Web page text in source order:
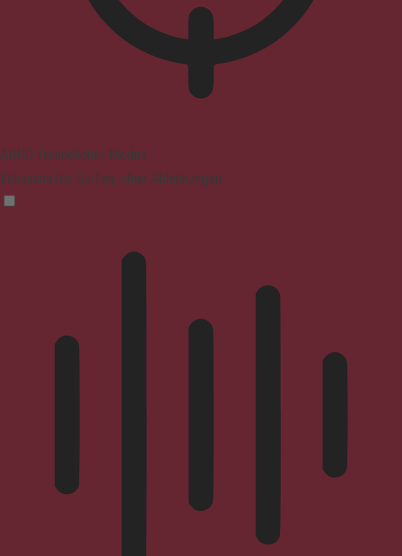
ADHD-freundlicher Modus
Fokussiertes Surfen, ohne Ablenkungen